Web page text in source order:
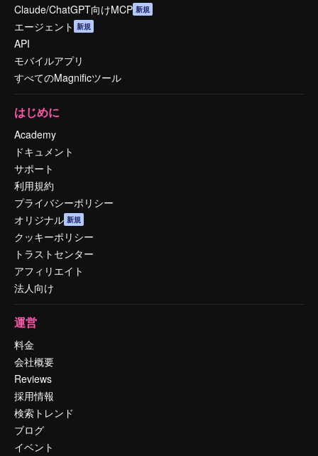
Claude/ChatGPT向けMCP 新規
エージェント 新規
API
モバイルアプリ
すべてのMagnificツール
はじめに
Academy
ドキュメント
サポート
利用規約
プライバシーポリシー
オリジナル 新規
クッキーポリシー
トラストセンター
アフィリエイト
法人向け
運営
料金
会社概要
Reviews
採用情報
検索トレンド
ブログ
イベント